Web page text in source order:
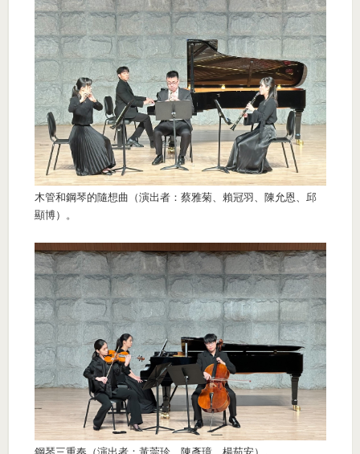
木管和鋼琴的隨想曲（演出者：蔡雅菊、賴冠羽、陳允恩、邱
顯博）。